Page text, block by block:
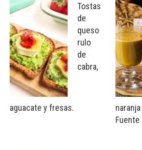
Tostas
de
queso
rulo
de
cabra,
aguacate y fresas.
Fuente